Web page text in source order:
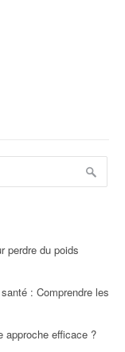
perdre du poids
: Comprendre les
approche efficace ?